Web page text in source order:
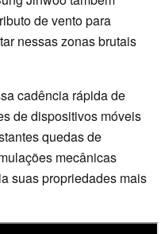
de vento para
nessas zonas brutais
cadência rápida de
de dispositivos móveis
quedas de
mecânicas
suas propriedades mais